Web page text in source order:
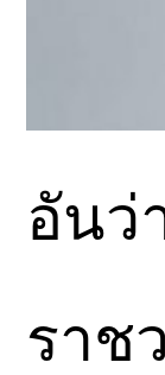
อันว่
ราช